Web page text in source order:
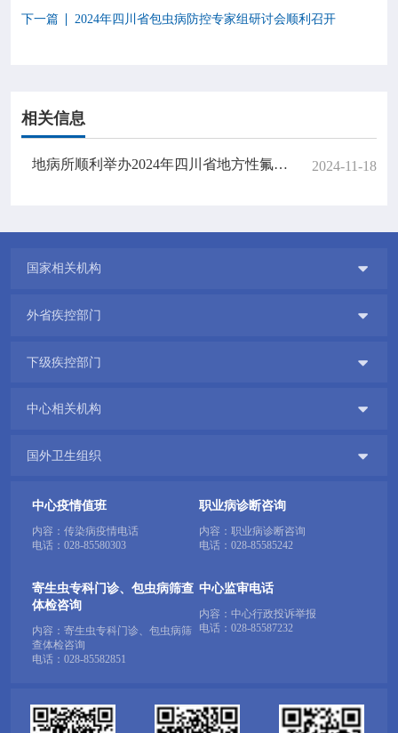
下一篇
2024年四川省包虫病防控专家组研讨会顺利召开
相关信息
地病所顺利举办2024年四川省地方性氟（砷）中毒监测及治疗管理数据审核培训班 2024-11-18
国家相关机构 
外省疾控部门 
下级疾控部门 
中心相关机构 
国外卫生组织 
中心疫情值班
内容：传染病疫情电话
电话： 028-85580303
职业病诊断咨询
内容：职业病诊断咨询
电话： 028-85585242
寄生虫专科门诊、包虫病筛查
体检咨询
内容：寄生虫专科门诊、包虫病筛
查体检咨询
电话： 028-85582851
中心监审电话
内容：中心行政投诉举报
电话： 028-85587232